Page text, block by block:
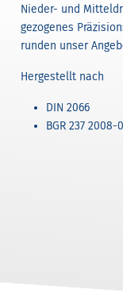
Nieder- und
gezogenes
runden unser
Hergestellt nach
DIN 2066
BGR 237 2008-